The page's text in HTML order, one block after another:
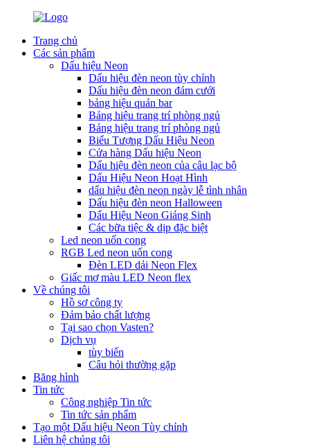
Trang chủ
Các sản phẩm
Dấu hiệu Neon
Dấu hiệu đèn neon tùy chỉnh
Dấu hiệu đèn neon đám cưới
bảng hiệu quán bar
Bảng hiệu trang trí phòng ngủ
Bảng hiệu trang trí phòng ngủ
Biểu Tượng Dấu Hiệu Neon
Cửa hàng Dấu hiệu Neon
Dấu hiệu đèn neon của câu lạc bộ
Dấu Hiệu Neon Hoạt Hình
dấu hiệu đèn neon ngày lễ tình nhân
Dấu hiệu đèn neon Halloween
Dấu Hiệu Neon Giáng Sinh
Các bữa tiệc & dịp đặc biệt
Led neon uốn cong
RGB Led neon uốn cong
Đèn LED dải Neon Flex
Giấc mơ màu LED Neon flex
Về chúng tôi
Hồ sơ công ty
Đảm bảo chất lượng
Tại sao chọn Vasten?
Dịch vụ
tùy biến
Câu hỏi thường gặp
Băng hình
Tin tức
Công nghiệp Tin tức
Tin tức sản phẩm
Tạo một Dấu hiệu Neon Tùy chỉnh
Liên hệ chúng tôi